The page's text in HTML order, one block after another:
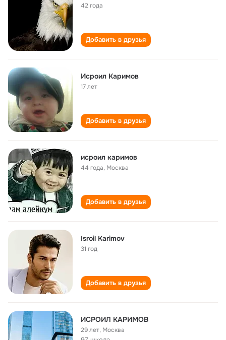
42 года
Добавить в друзья
Исроил Каримов
17 лет
Добавить в друзья
исроил каримов
44 года, Москва
Добавить в друзья
Isroil Karimov
31 год
Добавить в друзья
ИСРОИЛ КАРИМОВ
29 лет, Москва